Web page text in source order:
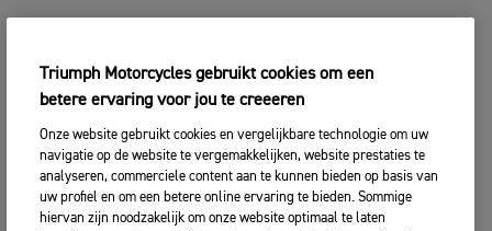
Triumph Motorcycles gebruikt cookies om een
betere ervaring voor jou te creeeren
Onze website gebruikt cookies en vergelijkbare technologie om uw
navigatie op de website te vergemakkelijken, website prestaties te
analyseren, commerciele content aan te kunnen bieden op basis van
uw profiel en om een betere online ervaring te bieden. Sommige
hiervan zijn noodzakelijk om onze website optimaal te laten